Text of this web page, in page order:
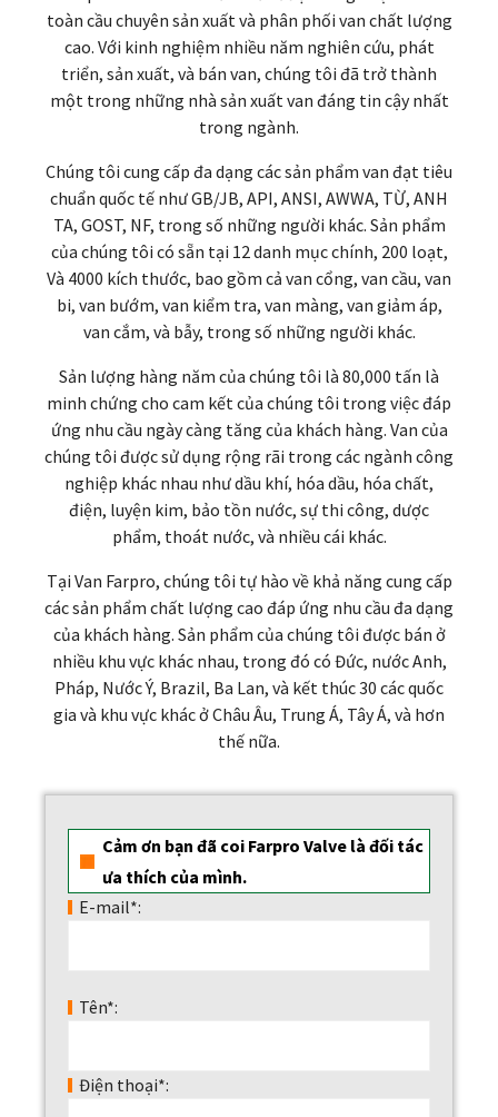
toàn cầu chuyên sản xuất và phân phối van chất lượng
cao. Với kinh nghiệm nhiều năm nghiên cứu, phát
triển, sản xuất, và bán van, chúng tôi đã trở thành
một trong những nhà sản xuất van đáng tin cậy nhất
trong ngành.
Chúng tôi cung cấp đa dạng các sản phẩm van đạt tiêu
chuẩn quốc tế như GB/JB, API, ANSI, AWWA, TỪ, ANH
TA, GOST, NF, trong số những người khác. Sản phẩm
của chúng tôi có sẵn tại 12 danh mục chính, 200 loạt,
Và 4000 kích thước, bao gồm cả van cổng, van cầu, van
bi, van bướm, van kiểm tra, van màng, van giảm áp,
van cắm, và bẫy, trong số những người khác.
Sản lượng hàng năm của chúng tôi là 80,000 tấn là
minh chứng cho cam kết của chúng tôi trong việc đáp
ứng nhu cầu ngày càng tăng của khách hàng. Van của
chúng tôi được sử dụng rộng rãi trong các ngành công
nghiệp khác nhau như dầu khí, hóa dầu, hóa chất,
điện, luyện kim, bảo tồn nước, sự thi công, dược
phẩm, thoát nước, và nhiều cái khác.
Tại Van Farpro, chúng tôi tự hào về khả năng cung cấp
các sản phẩm chất lượng cao đáp ứng nhu cầu đa dạng
của khách hàng. Sản phẩm của chúng tôi được bán ở
nhiều khu vực khác nhau, trong đó có Đức, nước Anh,
Pháp, Nước Ý, Brazil, Ba Lan, và kết thúc 30 các quốc
gia và khu vực khác ở Châu Âu, Trung Á, Tây Á, và hơn
thế nữa.
Cảm ơn bạn đã coi Farpro Valve là đối tác
ưa thích của mình.
E-mail*:
Tên*:
Điện thoại*: